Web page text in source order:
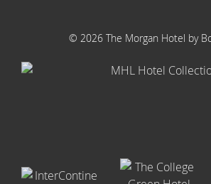
© 2026 The Morgan Hotel by